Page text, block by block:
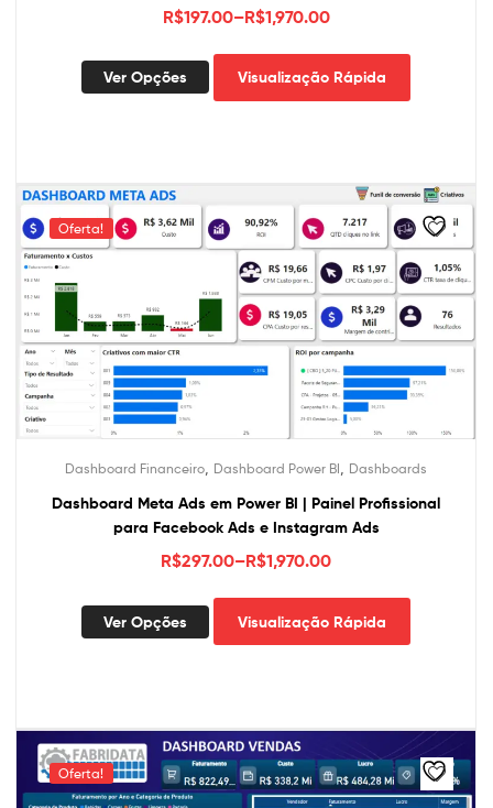
R$197.00–R$1,970.00
Ver Opções
produto
podem
escolhidas
página
produto
Visualização Rápida
Oferta!
Dashboard Financeiro Dashboard Power BI Dashboards
Dashboard Meta Ads em Power BI | Painel Profissional
para Facebook Ads e Instagram Ads
R$297.00–R$1,970.00
Ver Opções
produto
As
opções
podem
Visualização Rápida
Oferta!